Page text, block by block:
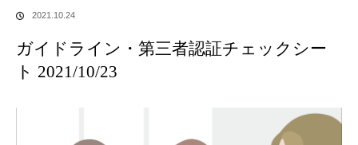
2021.10.24
ガイドライン・第三者認証チェックシー
ト 2021/10/23